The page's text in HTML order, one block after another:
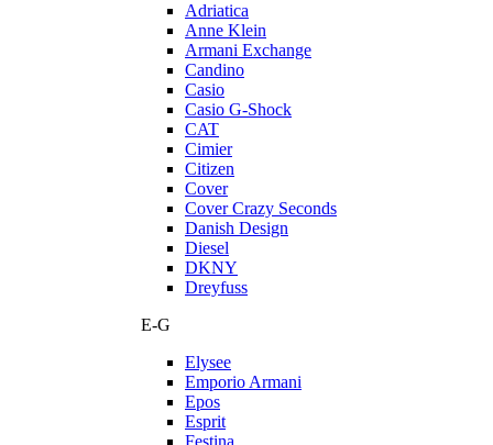
Adriatica
Anne Klein
Armani Exchange
Candino
Casio
Casio G-Shock
CAT
Cimier
Citizen
Cover
Cover Crazy Seconds
Danish Design
Diesel
DKNY
Dreyfuss
E-G
Elysee
Emporio Armani
Epos
Esprit
Festina